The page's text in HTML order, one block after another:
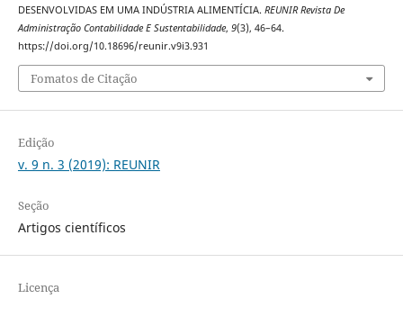
DESENVOLVIDAS EM UMA INDÚSTRIA ALIMENTÍCIA. REUNIR Revista De
Administração Contabilidade E Sustentabilidade, 9(3), 46–64.
https://doi.org/10.18696/reunir.v9i3.931
Fomatos de Citação
Edição
v. 9 n. 3 (2019): REUNIR
Seção
Artigos científicos
Licença